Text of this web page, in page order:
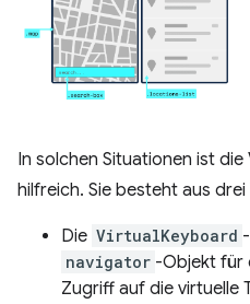
In solchen Situationen ist
hilfreich. Sie besteht aus drei
Die VirtualKeyboard
navigator -Objekt für
Zugriff auf die virtuelle